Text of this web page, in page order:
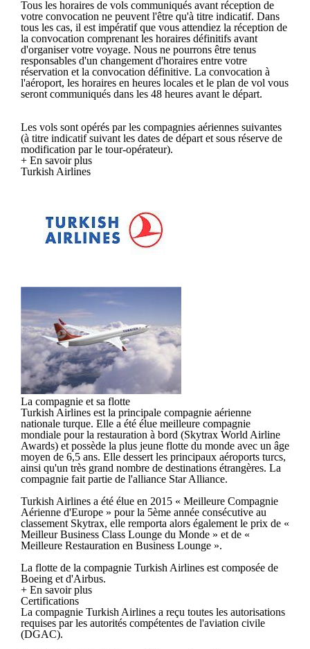
Tous les horaires de vols communiqués avant réception de
votre convocation ne peuvent l'être qu'à titre indicatif. Dans
tous les cas, il est impératif que vous attendiez la réception de
la convocation comprenant les horaires définitifs avant
d'organiser votre voyage. Nous ne pourrons être tenus
responsables d'un changement d'horaires entre votre
réservation et la convocation définitive. La convocation à
l'aéroport, les horaires en heures locales et le plan de vol vous
seront communiqués dans les 48 heures avant le départ.
Les vols sont opérés par les compagnies aériennes suivantes
(à titre indicatif suivant les dates de départ et sous réserve de
modification par le tour-opérateur).
+ En savoir plus
Turkish Airlines
La compagnie et sa flotte
Turkish Airlines est la principale compagnie aérienne
nationale turque. Elle a été élue meilleure compagnie
mondiale pour la restauration à bord (Skytrax World Airline
Awards) et possède la plus jeune flotte du monde avec un âge
moyen de 6,5 ans. Elle dessert les principaux aéroports turcs,
ainsi qu'un très grand nombre de destinations étrangères. La
compagnie fait partie de l'alliance Star Alliance.
Turkish Airlines a été élue en 2015 « Meilleure Compagnie
Aérienne d'Europe » pour la 5ème année consécutive au
classement Skytrax, elle remporta alors également le prix de «
Meilleur Business Class Lounge du Monde » et de «
Meilleure Restauration en Business Lounge ».
La flotte de la compagnie Turkish Airlines est composée de
Boeing et d'Airbus.
+ En savoir plus
Certifications
La compagnie Turkish Airlines a reçu toutes les autorisations
requises par les autorités compétentes de l'aviation civile
(DGAC).